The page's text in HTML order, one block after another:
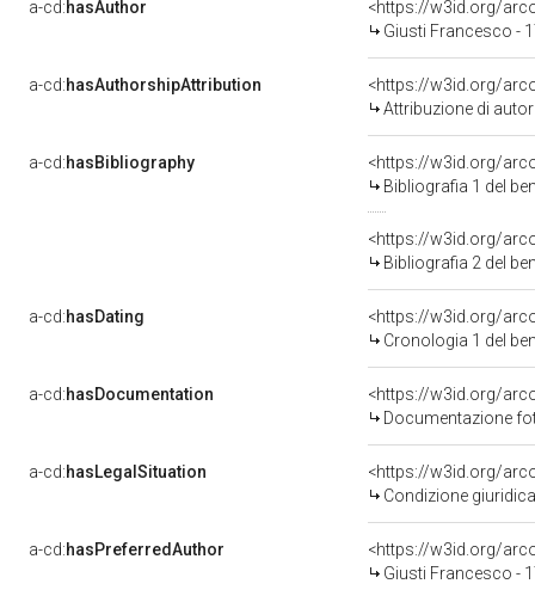
a-cd:hasAuthor
<https://w3id.org/
Giusti Francesco -
a-cd:hasAuthorshipAttribution
<https://w3id.org/
Attribuzione di
a-cd:hasBibliography
<https://w3id.org/
Bibliografia 1 del
<https://w3id.org/
Bibliografia 2 del
a-cd:hasDating
<https://w3id.org/
Cronologia 1 del
a-cd:hasDocumentation
Documentazione
a-cd:hasLegalSituation
Condizione
a-cd:hasPreferredAuthor
<https://w3id.org/
Giusti Francesco -